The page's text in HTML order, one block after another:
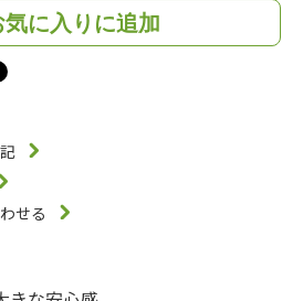
気に入りに追加
せる